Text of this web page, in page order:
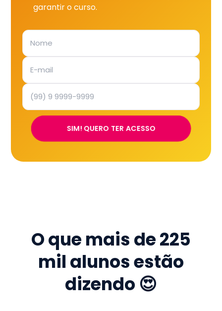
garantir o curso.
SIM! QUERO TER ACESSO
O que mais de225
mil alunos estão
dizendo 😍